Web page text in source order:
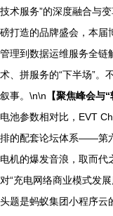
技术服务”的深度融合与
磅打造的品牌盛会，本届
管理到数据运维服务全链
术、拼服务的“下半场”。
叙事。\n\n 【聚焦峰会与
电池参数相对比，EVT
排的配套论坛体系——第
电机的爆发音浪，取而代
对“充电网络商业模式发
头题是蚂蚁集团小程序